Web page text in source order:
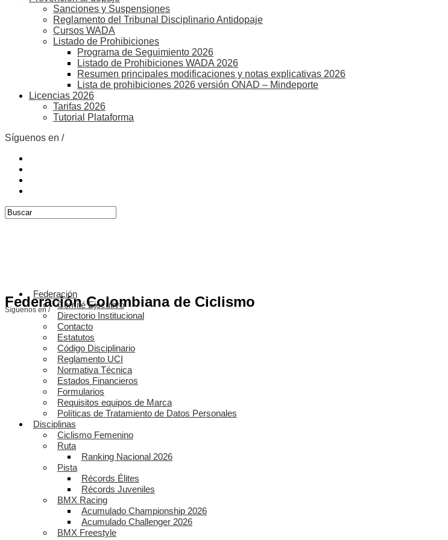
Sanciones y Suspensiones
Reglamento del Tribunal Disciplinario Antidopaje
Cursos WADA
Listado de Prohibiciones
Programa de Seguimiento 2026
Listado de Prohibiciones WADA 2026
Resumen principales modificaciones y notas explicativas 2026
Lista de prohibiciones 2026 versión ONAD – Mindeporte
Licencias 2026
Tarifas 2026
Tutorial Plataforma
Síguenos en /
Federación Colombiana de Ciclismo
Síguenos en /
Federación
Comité Ejecutivo
Directorio Institucional
Contacto
Estatutos
Código Disciplinario
Reglamento UCI
Normativa Técnica
Estados Financieros
Formularios
Requisitos equipos de Marca
Políticas de Tratamiento de Datos Personales
Disciplinas
Ciclismo Femenino
Ruta
Ranking Nacional 2026
Pista
Récords Élites
Récords Juveniles
BMX Racing
Acumulado Championship 2026
Acumulado Challenger 2026
BMX Freestyle